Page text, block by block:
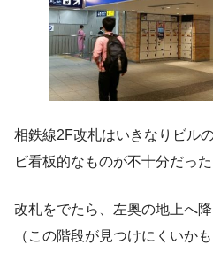
相鉄線2F改札はいきなりビル
ビ看板的なものが不十分だった
改札をでたら、左奥の地上へ
（この階段が見つけにくいかも